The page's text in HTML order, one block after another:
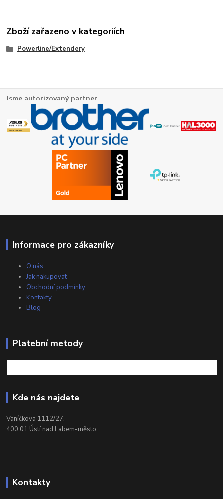
Zboží zařazeno v kategoriích
Powerline/Extendery
Jsme autorizovaný partner
Informace pro zákazníky
O nás
Jak nakupovat
Obchodní podmínky
Kontakty
Blog
Platební metody
Kde nás najdete
Vaníčkova 1112/27,
400 01 Ústí nad Labem-město
Kontakty